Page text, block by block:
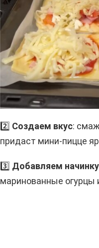
2️⃣ Создаем вкус:
придаст мини-пицце
3️⃣ Добавляем начинку
маринованные огурцы